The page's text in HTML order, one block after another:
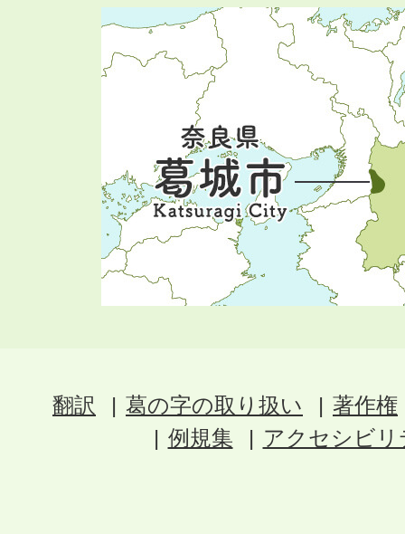
翻訳 葛の字の取り扱い
著作権
例規集
アクセシビ